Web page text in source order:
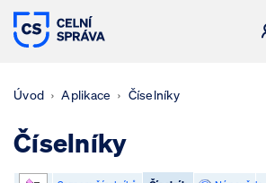
CELNÍ SPRÁVA
Úvod Aplikace Číselníky
Číselníky